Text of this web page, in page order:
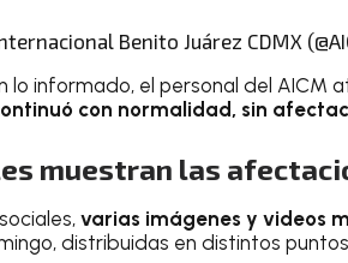
Benito Juárez CDMX
lo informado, el personal del AICM
con normalidad, sin
muestran las
varias imágenes y videos
distribuidas en distintos